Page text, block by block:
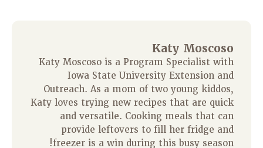
Katy Moscoso
Katy Moscoso is a Program Specialist with
Iowa State University Extension and
Outreach. As a mom of two young kiddos,
Katy loves trying new recipes that are quick
and versatile. Cooking meals that can
provide leftovers to fill her fridge and
freezer is a win during this busy season!